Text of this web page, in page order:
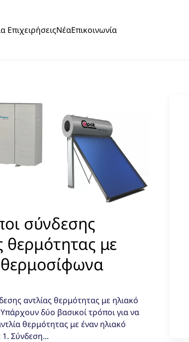
ΕπιχειρήσειςΝέαΕπικοινωνία
σύνδεσης
θερμότητας με
αντλίας θερμότητας με ηλιακό
δύο βασικοί τρόποι για να
θερμότητας με έναν ηλιακό
Σύνδεση...